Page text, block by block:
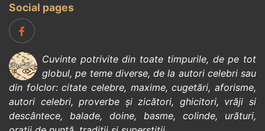
Social pages
Cuvinte potrivite din toate timpurile, de pe tot
globul, pe teme diverse, de la autori celebrisau
din folclor:citate celebre, maxime,cugetări,aforisme,
autori celebri,proverbe și zicători, ghicitori, vrăji si
descântece, balade, doine, basme, colinde, urături,